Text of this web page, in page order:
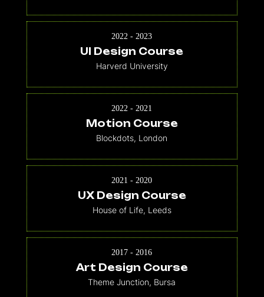
2022 - 2023
UI Design Course
Harverd University
2022 - 2021
Motion Course
Blockdots, London
2021 - 2020
UX Design Course
House of Life, Leeds
2017 - 2016
Art Design Course
Theme Junction, Bursa